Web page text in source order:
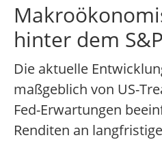
hinter dem
Die aktuelle
maßgeblich von US-
Fed-Erwartungen
Renditen an